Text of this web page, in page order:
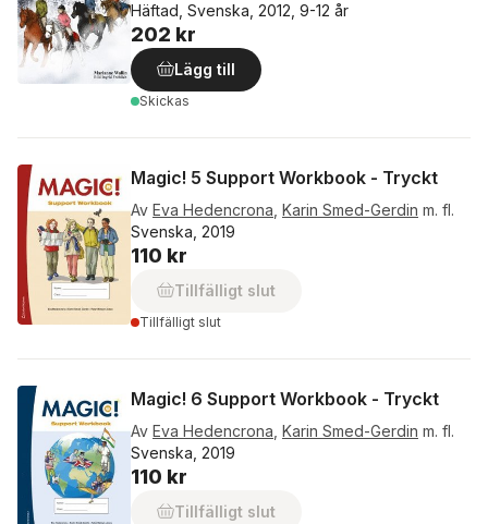
Häftad, Svenska, 2012, 9-12 år
202 kr
Lägg till
Skickas
Magic! 5 Support Workbook - Tryckt
Av Eva Hedencrona Karin Smed-Gerdin m. fl.
Svenska, 2019
110 kr
Tillfälligt slut
Tillfälligt slut
Magic! 6 Support Workbook - Tryckt
Av Eva Hedencrona Karin Smed-Gerdin m. fl.
Svenska, 2019
110 kr
Tillfälligt slut